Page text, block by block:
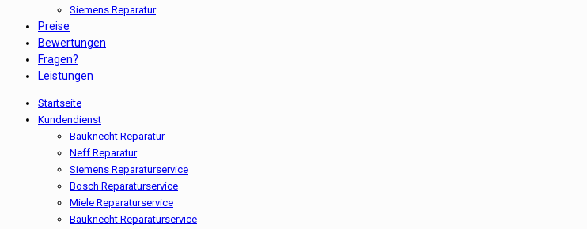
Siemens Reparatur
Preise
Bewertungen
Fragen?
Leistungen
Startseite
Kundendienst
Bauknecht Reparatur
Neff Reparatur
Siemens Reparaturservice
Bosch Reparaturservice
Miele Reparaturservice
Bauknecht Reparaturservice